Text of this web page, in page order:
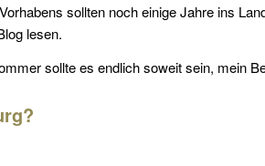
sollten noch einige Jahre ins
lesen.
sollte es endlich soweit sein, mein